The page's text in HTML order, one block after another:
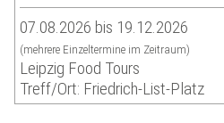
07.08.2026 bis 19.12.2026
(mehrere Einzeltermine im Zeitraum)
Leipzig Food Tours
Treff/Ort: Friedrich-List-Platz